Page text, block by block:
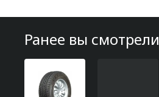
Ранее вы смотрели